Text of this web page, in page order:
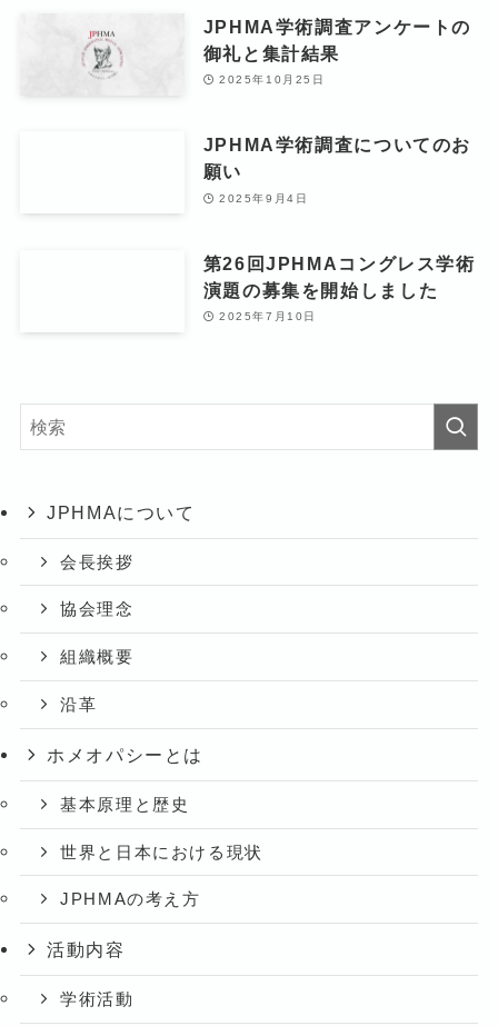
JPHMA学術調査アンケートの
御礼と集計結果
2025年10月25日
JPHMA学術調査についてのお
願い
2025年9月4日
第26回JPHMAコングレス学術
演題の募集を開始しました
2025年7月10日
JPHMAについて
会長挨拶
協会理念
組織概要
沿革
ホメオパシーとは
基本原理と歴史
世界と日本における現状
JPHMAの考え方
活動内容
学術活動